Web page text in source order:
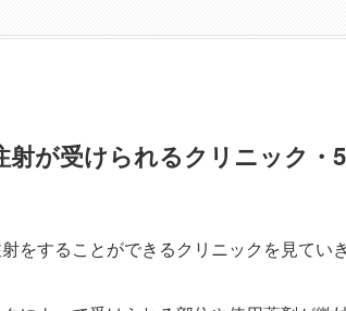
が受けられるクリニック・
をすることができるクリニックを見てい